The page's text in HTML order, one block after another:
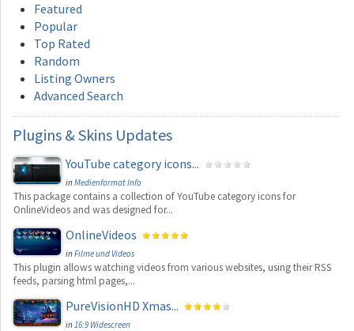
Featured
Popular
Top Rated
Random
Listing Owners
Advanced Search
Plugins & Skins Updates
YouTube category icons...
inMedienformat Info
This package contains a collection of YouTube category icons for
OnlineVideos and was designed for...
OnlineVideos
inFilme und Videos
This plugin allows watching videos from various websites, using their RSS
feeds, parsing html pages,...
PureVisionHD Xmas...
in16:9 Widescreen